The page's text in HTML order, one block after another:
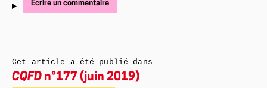
Écrire un commentaire
Cet article a été publié dans
CQFD n°177 (juin 2019)